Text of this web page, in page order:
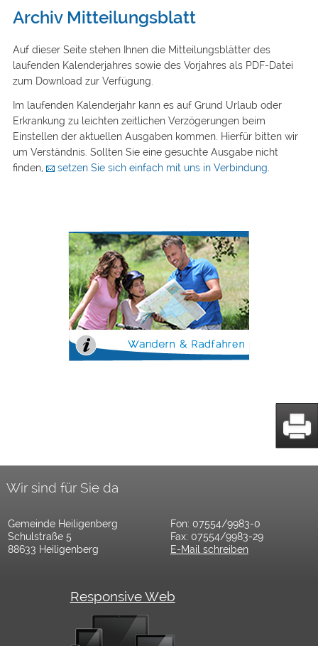
Archiv Mitteilungsblatt
Auf dieser Seite stehen Ihnen die Mitteilungsblätter des
laufenden Kalenderjahres sowie des Vorjahres als PDF-Datei
zum Download zur Verfügung.
Im laufenden Kalenderjahr kann es auf Grund Urlaub oder
Erkrankung zu leichten zeitlichen Verzögerungen beim
Einstellen der aktuellen Ausgaben kommen. Hierfür bitten wir
um Verständnis. Sollten Sie eine gesuchte Ausgabe nicht
finden,
setzen Sie sich einfach mit uns in Verbindung
Wir sind für Sie da
Gemeinde Heiligenberg
Fon: 07554/9983-0
Schulstraße 5
Fax: 07554/9983-29
88633 Heiligenberg
E-Mail schreiben
Responsive Web